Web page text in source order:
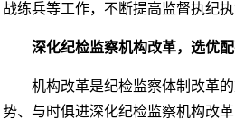
战练兵等工作，不断提高监督执纪
深化纪检监察机构改革，选优
机构改革是纪检监察体制改革
势、与时俱进深化纪检监察机构改